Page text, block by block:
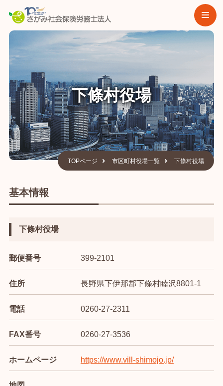
下條村役場
TOPページ 市区町村役場一覧 下條村役場
基本情報
下條村役場
郵便番号 399-2101
住所 長野県下伊那郡下條村睦沢8801-1
電話 0260-27-2311
FAX番号 0260-27-3536
ホームページ https://www.vill-shimojo.jp/